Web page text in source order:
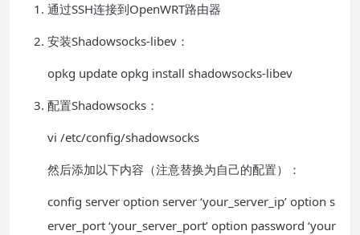
通过SSH连接到OpenWRT路由器
安装Shadowsocks-libev：
opkg update opkg install shadowsocks-libev
配置Shadowsocks：
vi /etc/config/shadowsocks
然后添加以下内容（注意替换为自己的配置）：
config server option server ‘your_server_ip’ option s
erver_port ‘your_server_port’ option password ‘your